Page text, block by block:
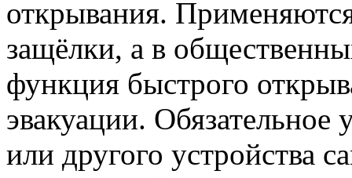
открывания.
защёлки, а в
функция быстрого
эвакуации. Обязательное
или другого устройства